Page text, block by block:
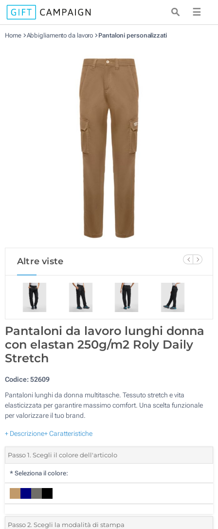
☰
Home Abbigliamento da lavoro Pantaloni personalizzati
Altre viste
Pantaloni da lavoro lunghi donna
con elastan 250g/m2 Roly Daily
Stretch
Codice:52609
Pantaloni lunghi da donna multitasche. Tessuto stretch e vita
elasticizzata per garantire massimo comfort. Una scelta funzionale
per valorizzare il tuo brand.
+ Descrizione+ Caratteristiche
Passo 1. Scegli il colore dell'articolo
* Seleziona il colore:
Passo 2. Scegli la modalità di stampa